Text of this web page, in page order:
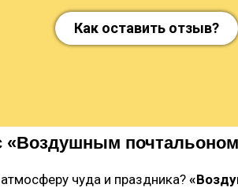
Как оставить отзыв?
«Воздушным
чуда и праздника?